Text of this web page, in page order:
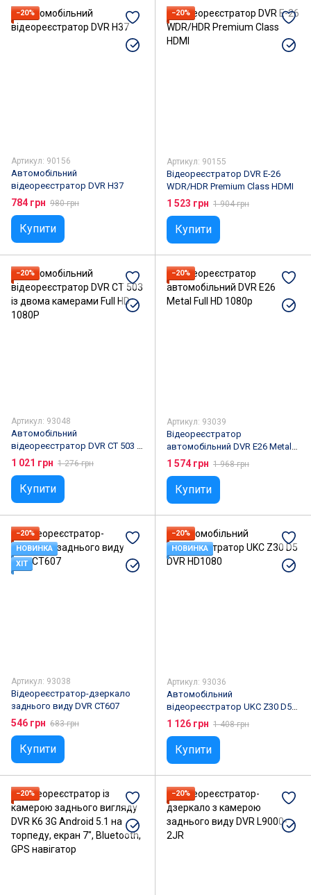
−20%
Артикул: 90156
Автомобільний
відеореєстратор DVR H37
784 грн 980 грн
Купити
−20%
Артикул: 90155
Відеореєстратор DVR E-26
WDR/HDR Premium Class HDMI
1 523 грн 1 904 грн
Купити
−20%
Артикул: 93048
Автомобільний
відеореєстратор DVR CT 503 із
двома камерами Full HD 1080P
1 021 грн 1 276 грн
Купити
−20%
Артикул: 93039
Відеореєстратор
автомобільний DVR E26 Metal
Full HD 1080p
1 574 грн 1 968 грн
Купити
−20%
НОВИНКА
ХІТ
Артикул: 93038
Відеореєстратор-дзеркало
заднього виду DVR CT607
546 грн 683 грн
Купити
−20%
НОВИНКА
Артикул: 93036
Автомобільний
відеореєстратор UKC Z30 D5
DVR HD1080
1 126 грн 1 408 грн
Купити
−20% −20%